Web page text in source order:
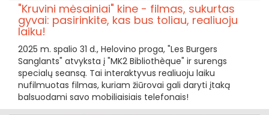
"Kruvini mėsainiai" kine - filmas, sukurtas
gyvai: pasirinkite, kas bus toliau, realiuoju
laiku!
2025 m. spalio 31 d., Helovino proga, "Les Burgers
Sanglants" atvyksta į "MK2 Bibliothèque" ir surengs
specialų seansą. Tai interaktyvus realiuoju laiku
nufilmuotas filmas, kuriam žiūrovai gali daryti įtaką
balsuodami savo mobiliaisiais telefonais!